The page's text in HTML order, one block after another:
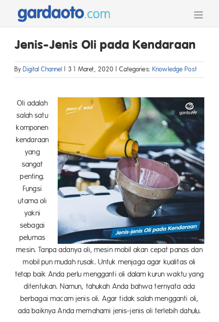
content
Jenis-Jenis Oli pada Kendaraan
By Digital Channel | 31 Maret, 2020 | Categories:Knowledge Post
Oli adalah
salah satu
komponen
kendaraan
yang
sangat
penting.
Fungsi
utama oli
yakni
sebagai
pelumas
mesin. Tanpa adanya oli, mesin mobil akan cepat panas dan
mobil pun mudah rusak. Untuk menjaga agar kualitas oli
tetap baik Anda perlu mengganti oli dalam kurun waktu yang
ditentukan. Namun, tahukah Anda bahwa ternyata ada
berbagai macam jenis oli. Agar tidak salah mengganti oli,
ada baiknya Anda memahami jenis-jenis oli terlebih dahulu.